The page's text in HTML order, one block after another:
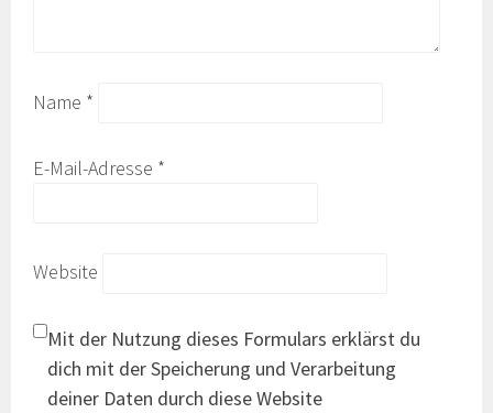
Name *
E-Mail-Adresse *
Website
Mit der Nutzung dieses Formulars erklärst du
dich mit der Speicherung und Verarbeitung
deiner Daten durch diese Website